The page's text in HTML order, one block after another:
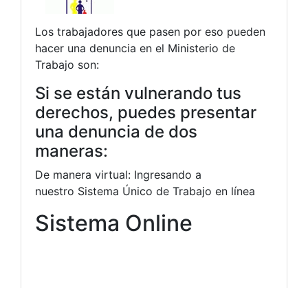
Los trabajadores que pasen por eso pueden
hacer una denuncia en el Ministerio de
Trabajo son:
Si se están vulnerando tus
derechos, puedes presentar
una denuncia de dos
maneras:
De manera virtual: Ingresando a
nuestro Sistema Único de Trabajo en línea
Sistema Online